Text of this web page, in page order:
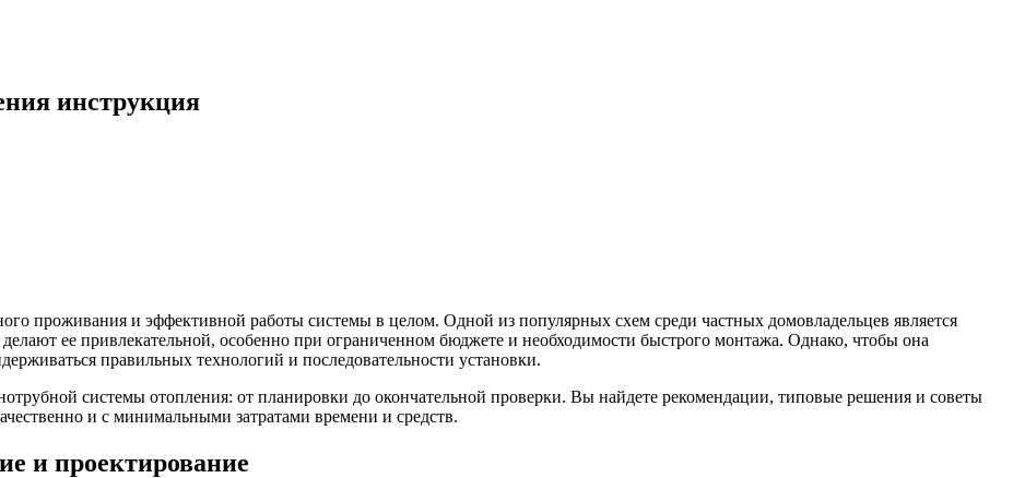
инструкция
проживания и эффективной работы системы в целом. Одной из популярных схем среди частных домовладельцев является
ее привлекательной, особенно при ограниченном бюджете и необходимости быстрого монтажа. Однако, чтобы она
правильных технологий и последовательности установки.
системы отопления: от планировки до окончательной проверки. Вы найдете рекомендации, типовые решения и советы
и с минимальными затратами времени и средств.
и проектирование